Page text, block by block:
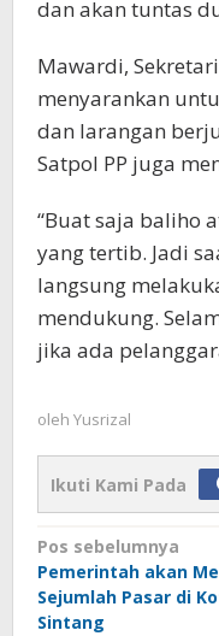
dan akan tuntas
Mawardi,
menyarankan
dan larangan
Satpol PP juga
“Buat saja baliho
yang tertib. Jadi
langsung
mendukung.
jika ada
oleh Yusrizal
Ikuti Kami Pada
Navigasi
pos
Pos sebelumnya
Pemerintah akan
Sejumlah Pasar di
Sintang